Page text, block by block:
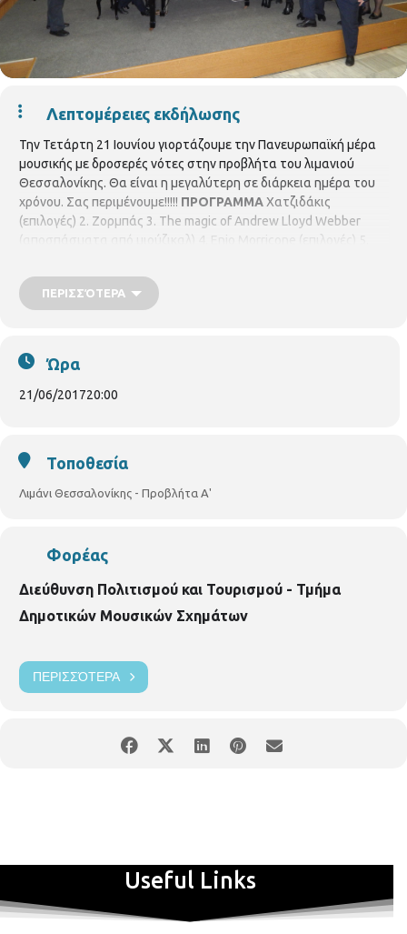
Λεπτομέρειες εκδήλωσης
Την Τετάρτη 21 Ιουνίου γιορτάζουμε την Πανευρωπαϊκή μέρα
μουσικής με δροσερές νότες στην προβλήτα του λιμανιού
Θεσσαλονίκης. Θα είναι η μεγαλύτερη σε διάρκεια ημέρα του
χρόνου. Σας περιμένουμε!!!!! ΠΡΟΓΡΑΜΜΑΧατζιδάκις
(επιλογές) 2. Ζορμπάς 3. The magic of Andrew Lloyd Webber
(αποσπάσματα από μιούζικαλ) 4. Enio Morricone (επιλογές) 5.
(επιλογές) 9. YMCA ΕΙΣΟΔΟΣ ΕΛΕΥΘΕΡΗ!
ΠΕΡΙΣΣΌΤΕΡΑ
Ώρα
21/06/201720:00
Τοποθεσία
Λιμάνι Θεσσαλονίκης - Προβλήτα Α'
Φορέας
Διεύθυνση Πολιτισμού και Τουρισμού - Τμήμα
Δημοτικών Μουσικών Σχημάτων
ΠΕΡΙΣΣΌΤΕΡΑ
Useful Links